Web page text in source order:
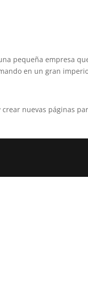
pequeña empresa
en un gran
nuevas páginas